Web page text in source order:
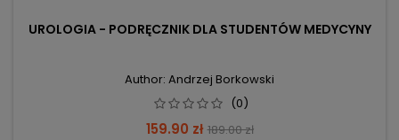
UROLOGIA - PODRĘCZNIK DLA STUDENTÓW MEDYCYNY
Author: Andrzej Borkowski
(0)
Price
159.90 zł Regular
189.00 zł